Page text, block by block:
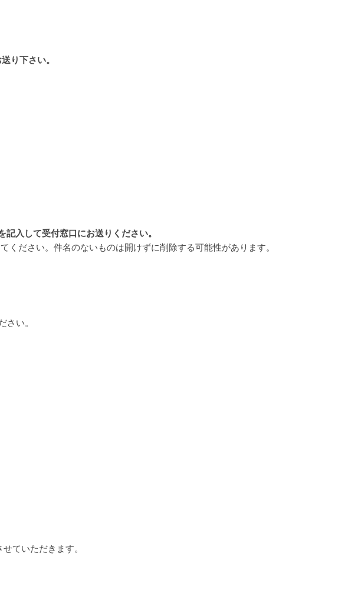
り下さい。
入して受付窓口にお送りください。
ださい。件名のないものは開けずに削除する可能性があります。
い。
ていただきます。